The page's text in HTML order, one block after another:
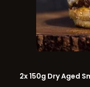
2x 150g Dry Aged